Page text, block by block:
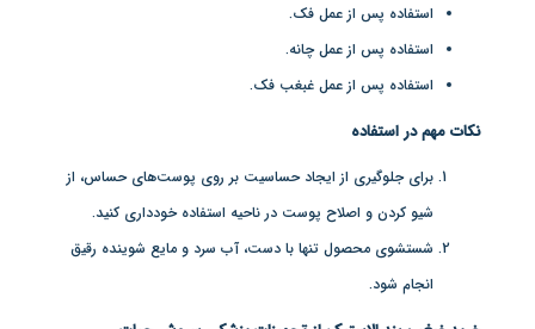
استفاده پس از عمل فک.
استفاده پس از عمل چانه.
استفاده پس از عمل غبغب فک.
نکات مهم در استفاده
برای جلوگیری از ایجاد حساسیت بر روی پوست‌های حساس، از
شیو کردن و اصلاح پوست در ناحیه استفاده خودداری کنید.
شستشوی محصول تنها با دست، آب سرد و مایع شوینده رقیق
انجام شود.